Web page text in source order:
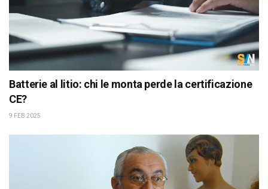
Batterie al litio: chi le monta perde la certificazione
CE?
9 FEB 2025